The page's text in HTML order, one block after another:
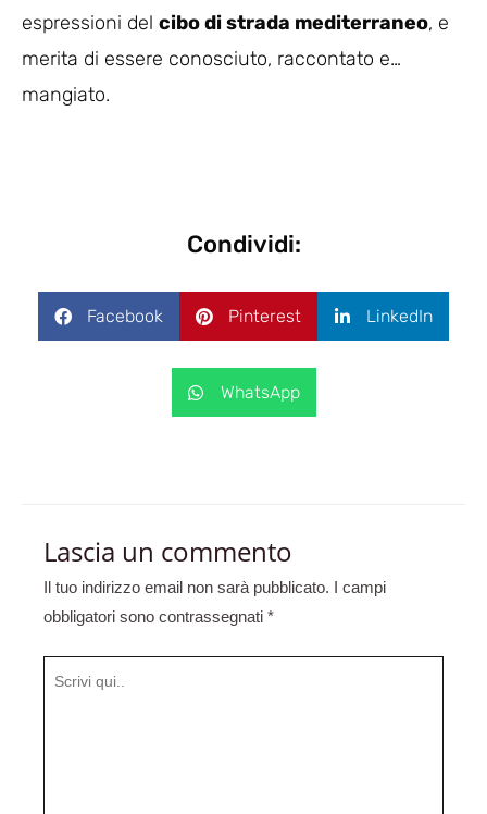
espressioni del cibo di strada mediterraneo, e
merita di essere conosciuto, raccontato e…
mangiato.
Condividi:
Facebook Pinterest LinkedIn
WhatsApp
Lascia un commento
Il tuo indirizzo email non sarà pubblicato.
I campi
obbligatori sono contrassegnati *